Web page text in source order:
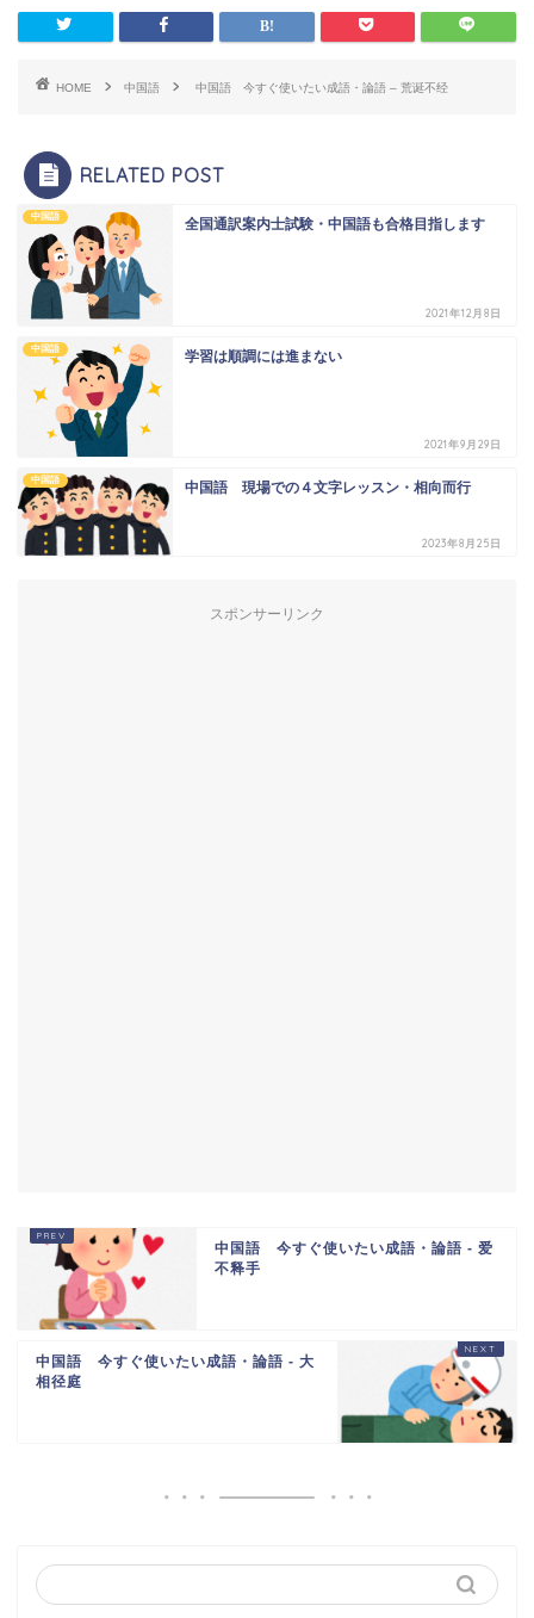
HOME 中国語 中国語 今すぐ使いたい成語・論語 – 荒诞不经
RELATED POST
中国語 全国通訳案内士試験・中国語も合格目指します
2021年12月8日
中国語 学習は順調には進まない
2021年9月29日
中国語 中国語 現場での４文字レッスン・相向而行
2023年8月25日
スポンサーリンク
中国語 今すぐ使いたい成語・論語 - 爱
不释手
中国語 今すぐ使いたい成語・論語 - 大
相径庭